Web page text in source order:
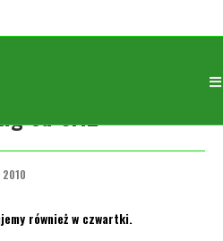
od 6.12
2010
również w czwartki.